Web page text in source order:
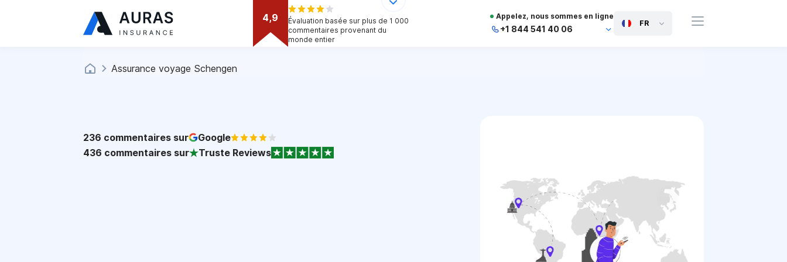
4,9
Évaluation basée sur plus de 1 000
commentaires provenant du
monde entier
Appelez, nous sommes en ligne
+1 844 541 40 06
FR
Assurance voyage Schengen
236 commentaires sur
Google
436 commentaires sur Truste Reviews